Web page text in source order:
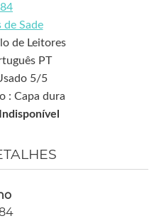
de Sade
de Leitores
PT
5/5
: Capa dura
Indisponível